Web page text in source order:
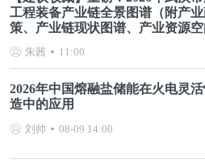
工程装备产业链全景图谱（附产
策、产业链现状图谱、产业资源
局、产业链发展规划）
朱茜 11:00
2026年中国熔融盐储能在火电灵
造中的应用
刘帅 08-09 14:00